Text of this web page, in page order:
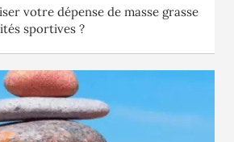
votre dépense de masse grasse
sportives ?